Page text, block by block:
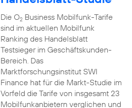
Die O2Business Mobilfunk-Tarife
sind im aktuellen Mobilfunk
Ranking des Handelsblatt
Testsieger im Geschäftskunden-
Bereich. Das
Marktforschungsinstitut SWI
Finance hat für die Markt-Studie im
Vorfeld die Tarife von insgesamt 23
Mobilfunkanbietern verglichen und